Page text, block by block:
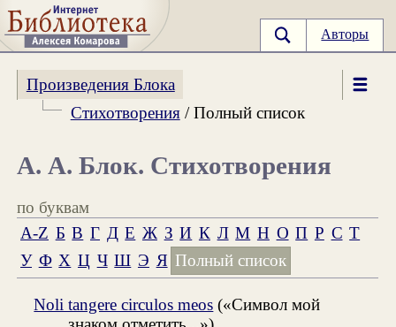
Авторы
Произведения Блока
Стихотворения/ Полный список
А. А. Блок. Стихотворения
по буквам
A-Z Б В Г Д Е Ж З И К Л М Н О П Р С Т
У Ф Х Ц Ч Ш Э Я Полный список
Noli tangere circulos meos («Символ мой